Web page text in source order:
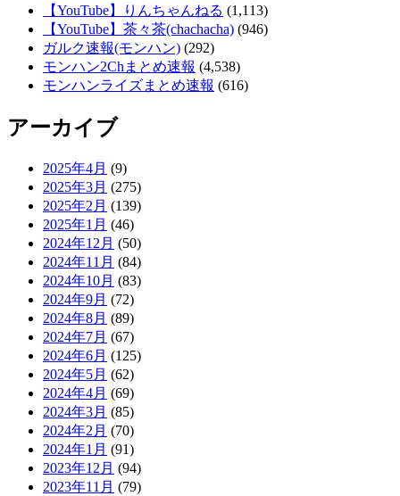
【YouTube】りんちゃんねる (1,113)
【YouTube】茶々茶(chachacha) (946)
ガルク速報(モンハン) (292)
モンハン2Chまとめ速報 (4,538)
モンハンライズまとめ速報 (616)
アーカイブ
2025年4月 (9)
2025年3月 (275)
2025年2月 (139)
2025年1月 (46)
2024年12月 (50)
2024年11月 (84)
2024年10月 (83)
2024年9月 (72)
2024年8月 (89)
2024年7月 (67)
2024年6月 (125)
2024年5月 (62)
2024年4月 (69)
2024年3月 (85)
2024年2月 (70)
2024年1月 (91)
2023年12月 (94)
2023年11月 (79)